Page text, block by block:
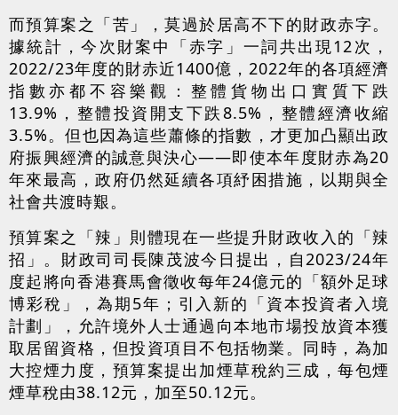
而預算案之「苦」，莫過於居高不下的財政赤字。
據統計，今次財案中「赤字」一詞共出現12次，
2022/23年度的財赤近1400億，2022年的各項經濟
指數亦都不容樂觀：整體貨物出口實質下跌
13.9%，整體投資開支下跌8.5%，整體經濟收縮
3.5%。但也因為這些蕭條的指數，才更加凸顯出政
府振興經濟的誠意與決心——即使本年度財赤為20
年來最高，政府仍然延續各項紓困措施，以期與全
社會共渡時艱。
預算案之「辣」則體現在一些提升財政收入的「辣
招」。財政司司長陳茂波今日提出，自2023/24年
度起將向香港賽馬會徵收每年24億元的「額外足球
博彩稅」，為期5年；引入新的「資本投資者入境
計劃」，允許境外人士通過向本地市場投放資本獲
取居留資格，但投資項目不包括物業。同時，為加
大控煙力度，預算案提出加煙草稅約三成，每包煙
煙草稅由38.12元，加至50.12元。